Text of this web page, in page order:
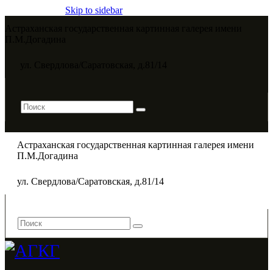
Skip to sidebar
Астраханская государственная картинная галерея имени
П.М.Догадина​
ул. Свердлова/Саратовская, д.81/14